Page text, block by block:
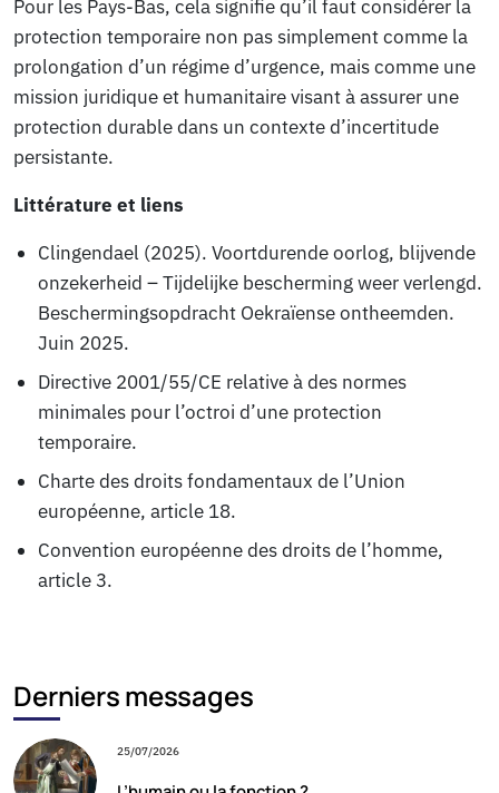
Pour les Pays-Bas, cela signifie qu’il faut considérer la
protection temporaire non pas simplement comme la
prolongation d’un régime d’urgence, mais comme une
mission juridique et humanitaire visant à assurer une
protection durable dans un contexte d’incertitude
persistante.
Littérature et liens
Clingendael (2025).Voortdurende oorlog, blijvende
onzekerheid – Tijdelijke bescherming weer verlengd.
Beschermingsopdracht Oekraïense ontheemden.
Juin 2025.
Directive 2001/55/CE relative à des normes
minimales pour l’octroi d’une protection
temporaire.
Charte des droits fondamentaux de l’Union
européenne, article 18.
Convention européenne des droits de l’homme,
article 3.
Derniers messages
25/07/2026